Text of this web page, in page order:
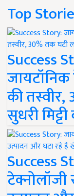
Top
Success
की
सुधरी
Success